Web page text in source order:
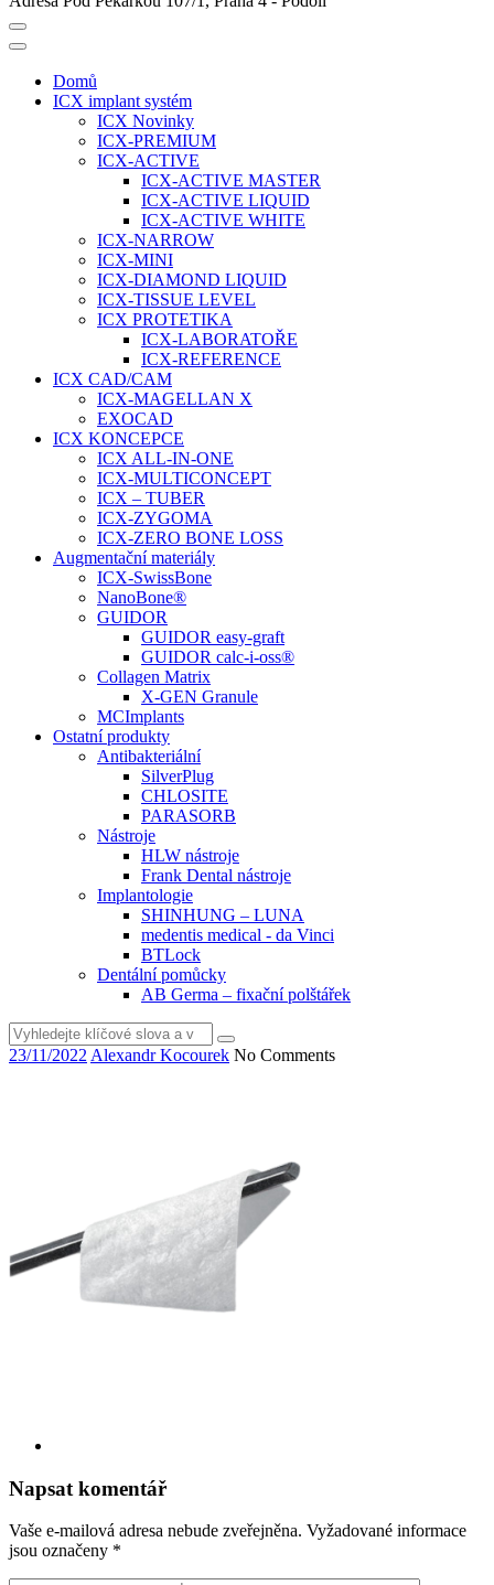
Domů
ICX implant systém
ICX Novinky
ICX-PREMIUM
ICX-ACTIVE
ICX-ACTIVE MASTER
ICX-ACTIVE LIQUID
ICX-ACTIVE WHITE
ICX-NARROW
ICX-MINI
ICX-DIAMOND LIQUID
ICX-TISSUE LEVEL
ICX PROTETIKA
ICX-LABORATOŘE
ICX-REFERENCE
ICX CAD/CAM
ICX-MAGELLAN X
EXOCAD
ICX KONCEPCE
ICX ALL-IN-ONE
ICX-MULTICONCEPT
ICX – TUBER
ICX-ZYGOMA
ICX-ZERO BONE LOSS
Augmentační materiály
ICX-SwissBone
NanoBone®
GUIDOR
GUIDOR easy-graft
GUIDOR calc-i-oss®
Collagen Matrix
X-GEN Granule
MCImplants
Ostatní produkty
Antibakteriální
SilverPlug
CHLOSITE
PARASORB
Nástroje
HLW nástroje
Frank Dental nástroje
Implantologie
SHINHUNG – LUNA
medentis medical - da Vinci
BTLock
Dentální pomůcky
AB Germa – fixační polštářek
Vyhledat
23/11/2022 Alexandr Kocourek No Comments
Napsat komentář
Vaše e-mailová adresa nebude zveřejněna. Vyžadované informace
jsou označeny *